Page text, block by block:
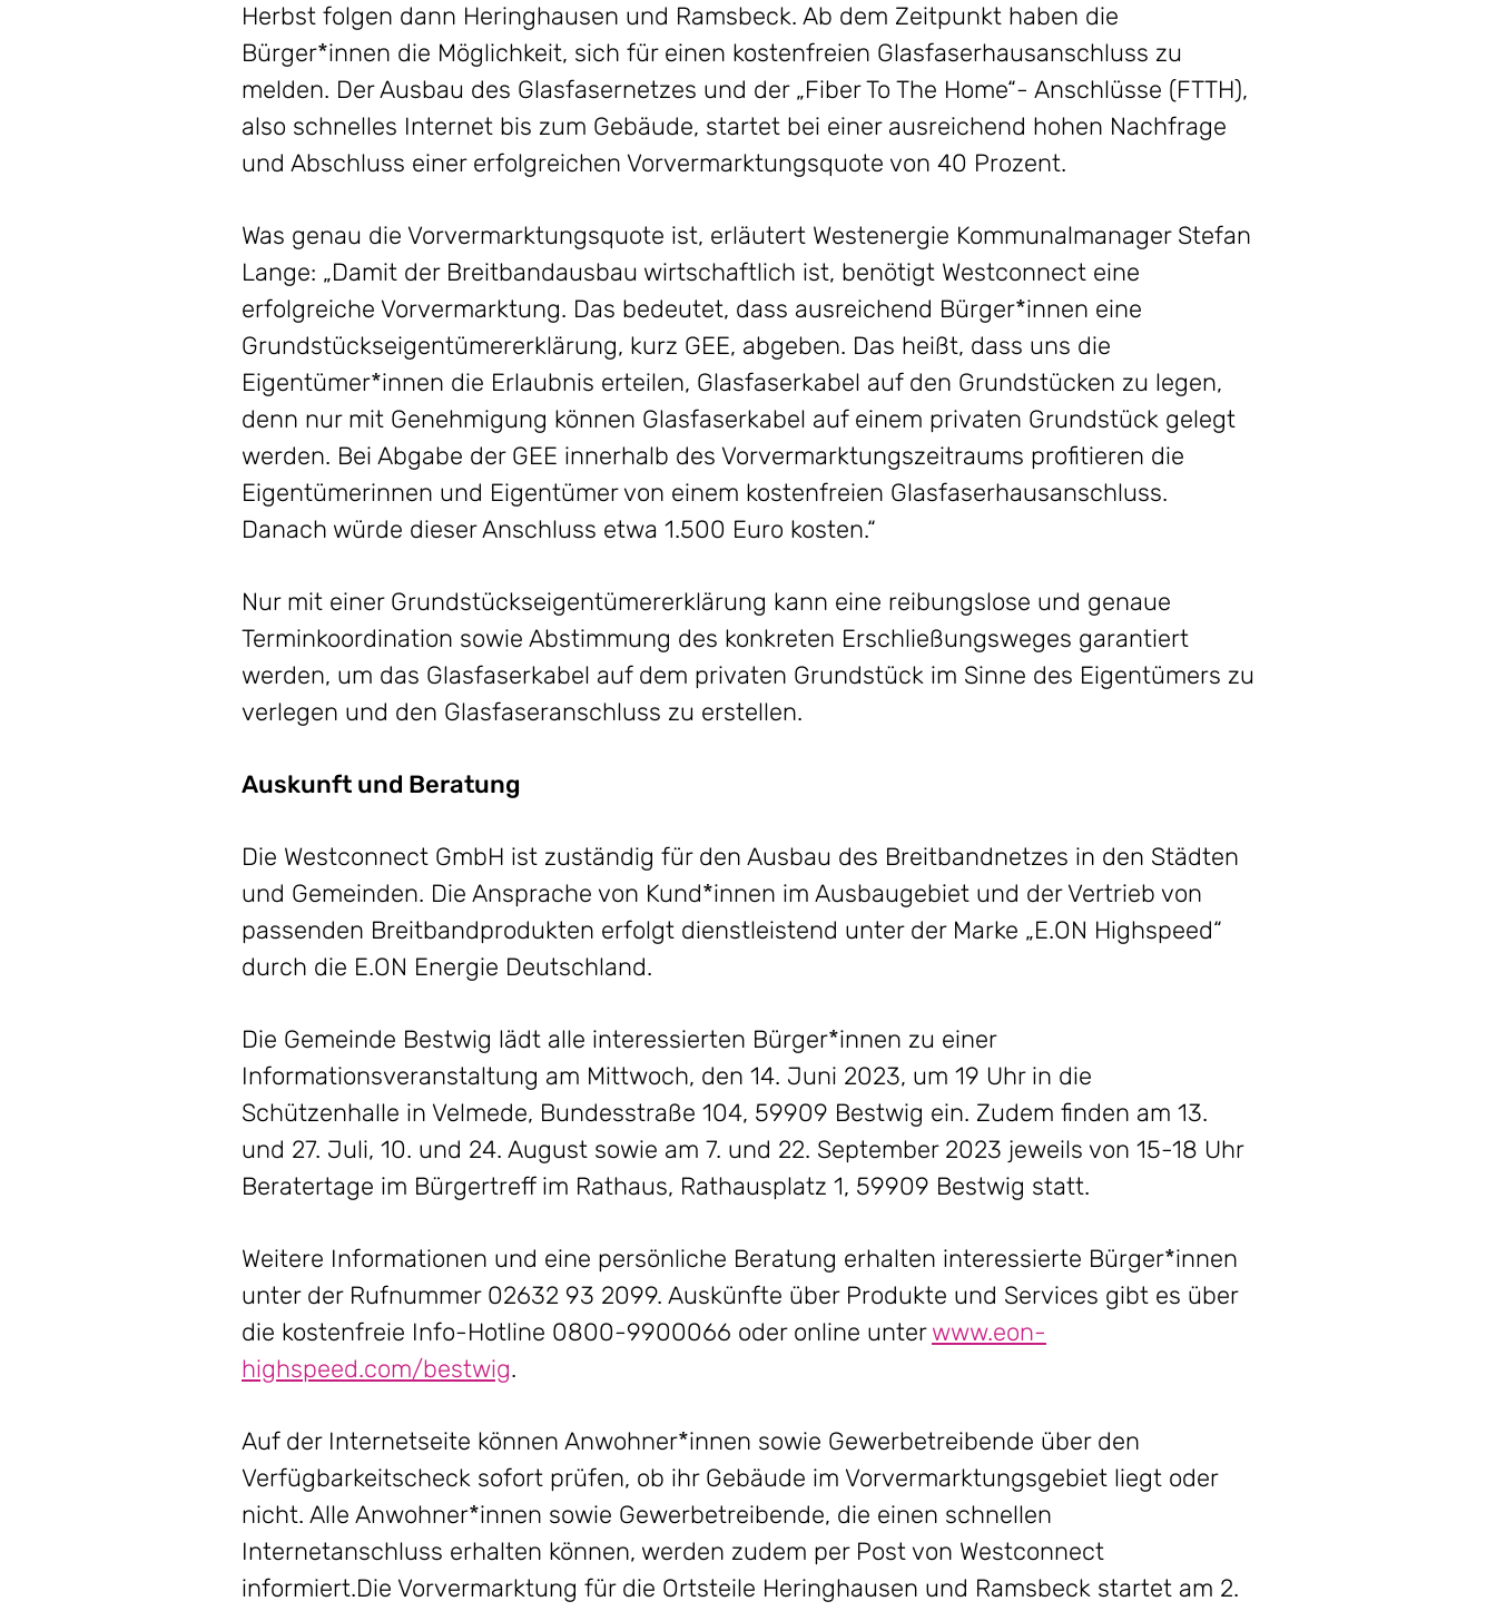
Herbst folgen dann Heringhausen und Ramsbeck. Ab dem Zeitpunkt haben die
Bürger*innen die Möglichkeit, sich für einen kostenfreien Glasfaserhausanschluss zu
melden. Der Ausbau des Glasfasernetzes und der „Fiber To The Home“- Anschlüsse (FTTH),
also schnelles Internet bis zum Gebäude, startet bei einer ausreichend hohen Nachfrage
und Abschluss einer erfolgreichen Vorvermarktungsquote von 40 Prozent.
Was genau die Vorvermarktungsquote ist, erläutert Westenergie Kommunalmanager Stefan
Lange: „Damit der Breitbandausbau wirtschaftlich ist, benötigt Westconnect eine
erfolgreiche Vorvermarktung. Das bedeutet, dass ausreichend Bürger*innen eine
Grundstückseigentümererklärung, kurz GEE, abgeben. Das heißt, dass uns die
Eigentümer*innen die Erlaubnis erteilen, Glasfaserkabel auf den Grundstücken zu legen,
denn nur mit Genehmigung können Glasfaserkabel auf einem privaten Grundstück gelegt
werden. Bei Abgabe der GEE innerhalb des Vorvermarktungszeitraums profitieren die
Eigentümerinnen und Eigentümer von einem kostenfreien Glasfaserhausanschluss.
Danach würde dieser Anschluss etwa 1.500 Euro kosten.“
Nur mit einer Grundstückseigentümererklärung kann eine reibungslose und genaue
Terminkoordination sowie Abstimmung des konkreten Erschließungsweges garantiert
werden, um das Glasfaserkabel auf dem privaten Grundstück im Sinne des Eigentümers zu
verlegen und den Glasfaseranschluss zu erstellen.
Auskunft und Beratung
Die Westconnect GmbH ist zuständig für den Ausbau des Breitbandnetzes in den Städten
und Gemeinden. Die Ansprache von Kund*innen im Ausbaugebiet und der Vertrieb von
passenden Breitbandprodukten erfolgt dienstleistend unter der Marke „E.ON Highspeed“
durch die E.ON Energie Deutschland.
Die Gemeinde Bestwig lädt alle interessierten Bürger*innen zu einer
Informationsveranstaltung am Mittwoch, den 14. Juni 2023, um 19 Uhr in die
Schützenhalle in Velmede, Bundesstraße 104, 59909 Bestwig ein. Zudem finden am 13.
und 27. Juli, 10. und 24. August sowie am 7. und 22. September 2023 jeweils von 15-18 Uhr
Beratertage im Bürgertreff im Rathaus, Rathausplatz 1, 59909 Bestwig statt.
Weitere Informationen und eine persönliche Beratung erhalten interessierte Bürger*innen
unter der Rufnummer 02632 93 2099. Auskünfte über Produkte und Services gibt es über
die kostenfreie Info-Hotline 0800-9900066 oder online unterwww.eon-
highspeed.com/bestwig.
Auf der Internetseite können Anwohner*innen sowie Gewerbetreibende über den
Verfügbarkeitscheck sofort prüfen, ob ihr Gebäude im Vorvermarktungsgebiet liegt oder
nicht. Alle Anwohner*innen sowie Gewerbetreibende, die einen schnellen
Internetanschluss erhalten können, werden zudem per Post von Westconnect
informiert.Die Vorvermarktung für die Ortsteile Heringhausen und Ramsbeck startet am 2.